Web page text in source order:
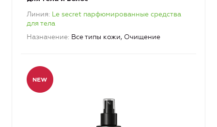
Линия Le secret парфюмированные средства
для тела
Назначение Все типы кожи, Очищение